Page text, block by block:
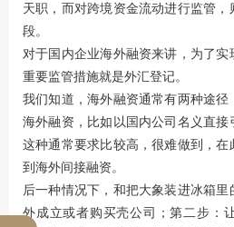
天职，而对跨境资金流动进行监管
段。
对于国内企业海外融资来讲，为了
重要监管措施就是外汇登记。
我们知道，海外融资通常有两种途径
海外融资，比如以国内公司名义直接
这种通常要求比较高，很难做到，在
到海外间接融资。
后一种情况下，和把大象装进冰箱
外成立或者购买壳公司；第二步：